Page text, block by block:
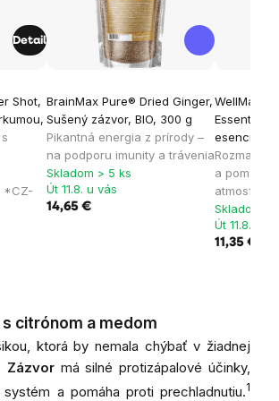
Shot,
*CZ-
Detail
BrainMax Pure® Dried Ginger,
Sušený zázvor, BIO, 300 g
Pikantná energia z prírody –
na podporu imunity a trávenia
Skladom > 5 ks
Út 11.8. u vás
14,65 €
WellMax®
Essential
esenciálny
Rozmarín,
a
atmosféru
Skladom >
Út 11.8. u
11,35 €
citrónom a medom
ktorá by nemala chýbať v žiadnej
Zázvormá silné protizápalové účinky,
a pomáha proti prechladnutiu.1